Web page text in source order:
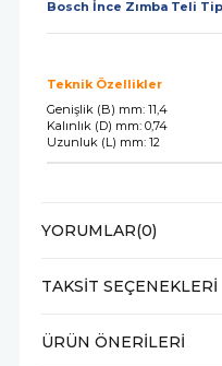
Bosch İnce Zımba Teli Tip
Teknik Özellikler
Genişlik (B) mm: 11,4
Kalınlık (D) mm: 0,74
Uzunluk (L) mm: 12
YORUMLAR(0)
TAKSIT SEÇENEKLERI
ÜRÜN ÖNERILERI